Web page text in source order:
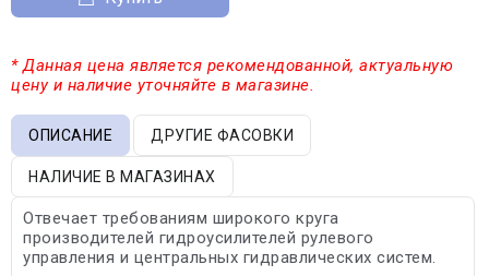
* Данная цена является рекомендованной, актуальную
цену и наличие уточняйте в магазине.
ОПИСАНИЕ ДРУГИЕ ФАСОВКИ
НАЛИЧИЕ В МАГАЗИНАХ
Отвечает требованиям широкого круга
производителей гидроусилителей рулевого
управления и центральных гидравлических систем.